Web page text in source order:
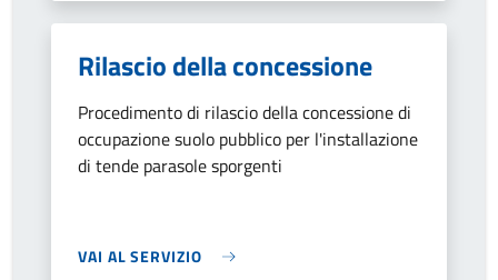
Rilascio della concessione
Procedimento di rilascio della concessione di
occupazione suolo pubblico per l'installazione
di tende parasole sporgenti
VAI AL SERVIZIO